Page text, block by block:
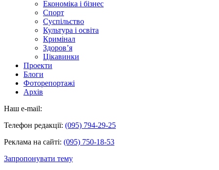
Економіка і бізнес
Спорт
Суспільство
Культура і освіта
Кримінал
Здоров’я
Цікавинки
Проекти
Блоги
Фоторепортажі
Архів
Наш e-mail:
Телефон редакції: (095) 794-29-25
Реклама на сайті: (095) 750-18-53
Запропонувати тему